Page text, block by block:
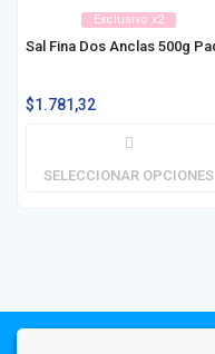
Exclusivo x2
$1.781,32
SELECCIONAR OPCIONES